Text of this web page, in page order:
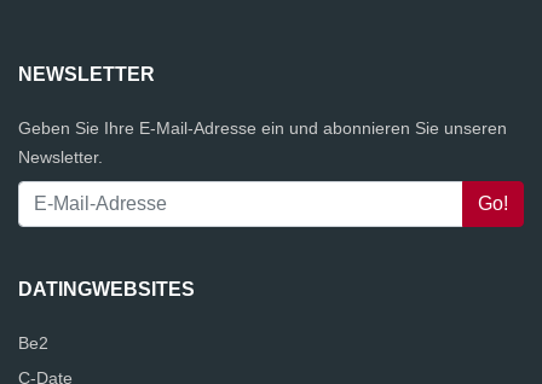
NEWSLETTER
Geben Sie Ihre E-Mail-Adresse ein und abonnieren Sie unseren
Newsletter.
DATINGWEBSITES
Be2
C-Date